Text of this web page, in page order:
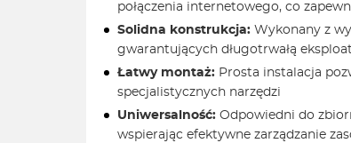
połączenia internetowego, co
Solidna konstrukcja: Wykonany z
gwarantujących długotrwałą
Łatwy montaż: Prosta instalacja
specjalistycznych narzędzi
Uniwersalność: Odpowiedni do
wspierając efektywne zarządzanie